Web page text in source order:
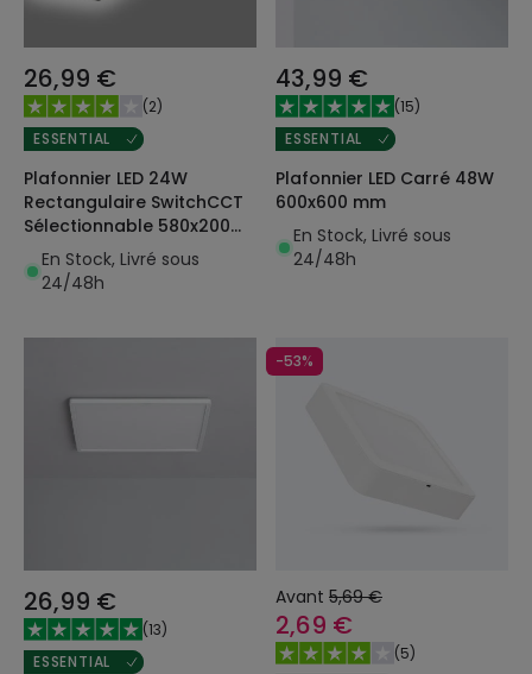
26,99 €
(2)
ESSENTIAL
Plafonnier LED 24W
Rectangulaire SwitchCCT
Sélectionnable 580x200
mm Double Face Noir
En Stock, Livré sous
24/48h
43,99 €
(15)
ESSENTIAL
Plafonnier LED Carré 48W
600x600 mm
En Stock, Livré sous
24/48h
26,99 €
(13)
ESSENTIAL
-53%
Avant 5,69 €
2,69 €
(5)